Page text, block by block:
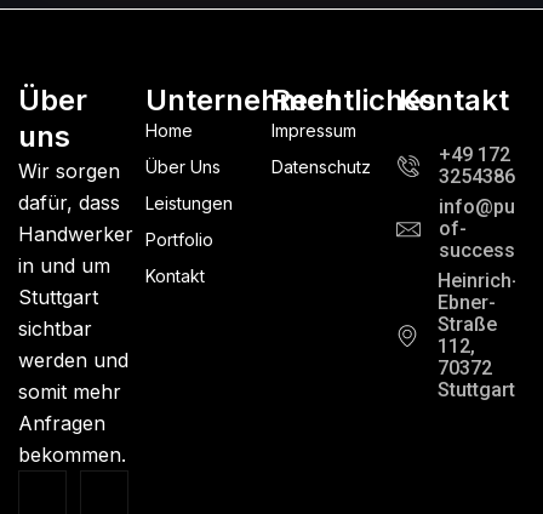
Über
uns
Wir sorgen
dafür, dass
Handwerker
in und um
Stuttgart
sichtbar
werden und
somit mehr
Anfragen
bekommen.
Unternehmen
Home
Über Uns
Leistungen
Portfolio
Kontakt
Rechtliches
Impressum
Datenschutz
Kontakt
+49 172
3254386
of-
Heinrich-
Ebner-
Straße
112,
70372
Stuttgart